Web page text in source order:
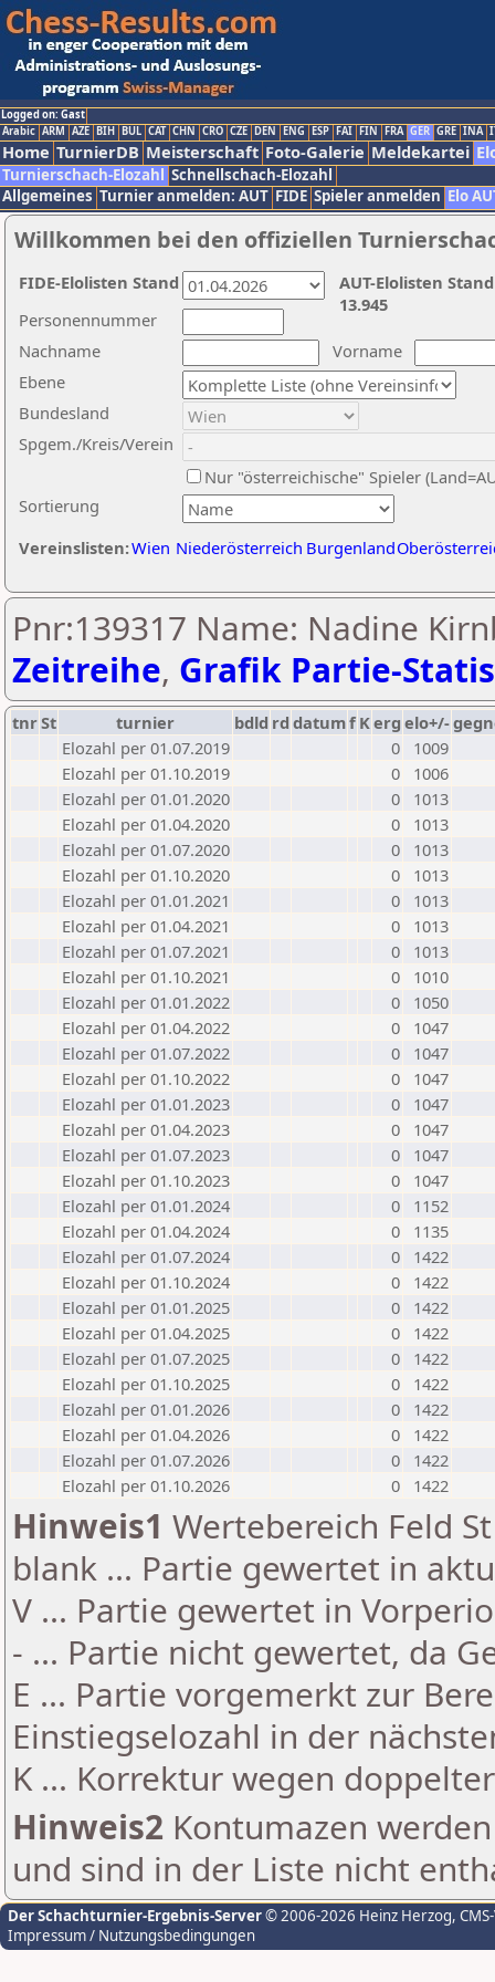
Logged on: Gast
Arabic ARM AZE BIH BUL CAT CHN CRO CZE DEN ENG ESP FAI FIN FRA GER GRE INA
Home TurnierDB Meisterschaft Foto-Galerie Meldekartei
Turnierschach-Elozahl Schnellschach-Elozahl
Allgemeines Turnier anmelden: AUT FIDE Spieler anmelden Elo
Willkommen bei den offiziellen
Nachname
Vorname
Ebene
Sortierung
Personennummer
Bundesland
Spgem./Kreis/Verein
Nur "österreichische" Spieler
Vereinslisten:Wien Niederösterreich Burgenland
AUT-Elolisten
13.945
FIDE-Elolisten Stand
Pnr:139317 Name: Nadine
Zeitreihe, Grafik Partie-
tnrSt turnier bdld rd datumf Kerg elo+/-
Elozahl per 01.07.2019
0
1009
Elozahl per 01.10.2019
0
1006
Elozahl per 01.01.2020
0
1013
Elozahl per 01.04.2020
0
1013
Elozahl per 01.07.2020
0
1013
Elozahl per 01.10.2020
0
1013
Elozahl per 01.01.2021
0
1013
Elozahl per 01.04.2021
0
1013
Elozahl per 01.07.2021
0
1013
Elozahl per 01.10.2021
0
1010
Elozahl per 01.01.2022
0
1050
Elozahl per 01.04.2022
0
1047
Elozahl per 01.07.2022
0
1047
Elozahl per 01.10.2022
0
1047
Elozahl per 01.01.2023
0
1047
Elozahl per 01.04.2023
0
1047
Elozahl per 01.07.2023
0
1047
Elozahl per 01.10.2023
0
1047
Elozahl per 01.01.2024
0
1152
Elozahl per 01.04.2024
0
1135
Elozahl per 01.07.2024
0
1422
Elozahl per 01.10.2024
0
1422
Elozahl per 01.01.2025
0
1422
Elozahl per 01.04.2025
0
1422
Elozahl per 01.07.2025
0
1422
Elozahl per 01.10.2025
0
1422
Elozahl per 01.01.2026
0
1422
Elozahl per 01.04.2026
0
1422
Elozahl per 01.07.2026
0
1422
Elozahl per 01.10.2026
0 1422
Hinweis1 Wertebereich Feld
blank ... Partie gewertet in
V ... Partie gewertet in
- ... Partie nicht gewertet, da
E ... Partie vorgemerkt zur
Einstiegselozahl in der
K ... Korrektur wegen
Hinweis2 Kontumazen
und sind in der Liste nicht
Der Schachturnier-Ergebnis-Server© 2006-2026 Heinz Herzog,
Impressum / Nutzungsbedingungen